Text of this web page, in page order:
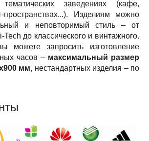
заведениях (кафе,
пространствах...). Изделиям можно
и неповторимый стиль – от
до классического и винтажного.
можете запросить изготовление
часов – максимальный размер
мм, нестандартных изделия – по